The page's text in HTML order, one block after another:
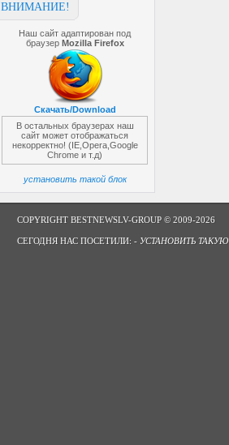
ВНИМАНИЕ!
Наш сайт адаптирован под
браузер Mozilla Firefox
Скачать/Download
В остальных браузерах наш
сайт может отображаться
некорректно! (IE,Opera,Google
Chrome и т.д)
установить такой блок
COPYRIGHT BESTNEWSLV-GROUP © 2009-2026
СЕГОДНЯ НАС ПОСЕТИЛИ: - УСТАНОВИТЬ